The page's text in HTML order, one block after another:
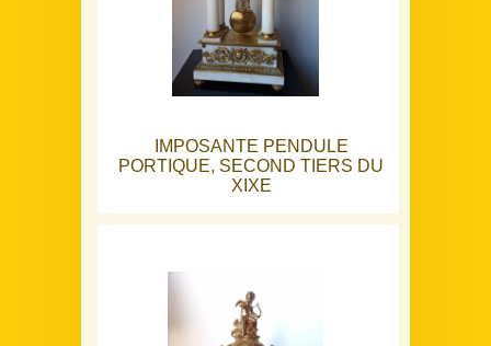
IMPOSANTE PENDULE
PORTIQUE, SECOND TIERS DU
XIXE